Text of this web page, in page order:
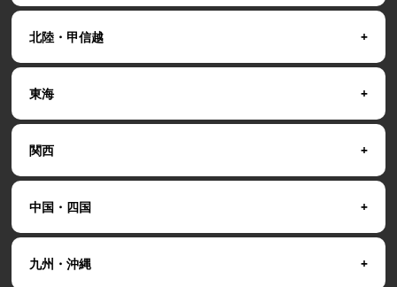
北陸・甲信越
東海
関西
中国・四国
九州・沖縄